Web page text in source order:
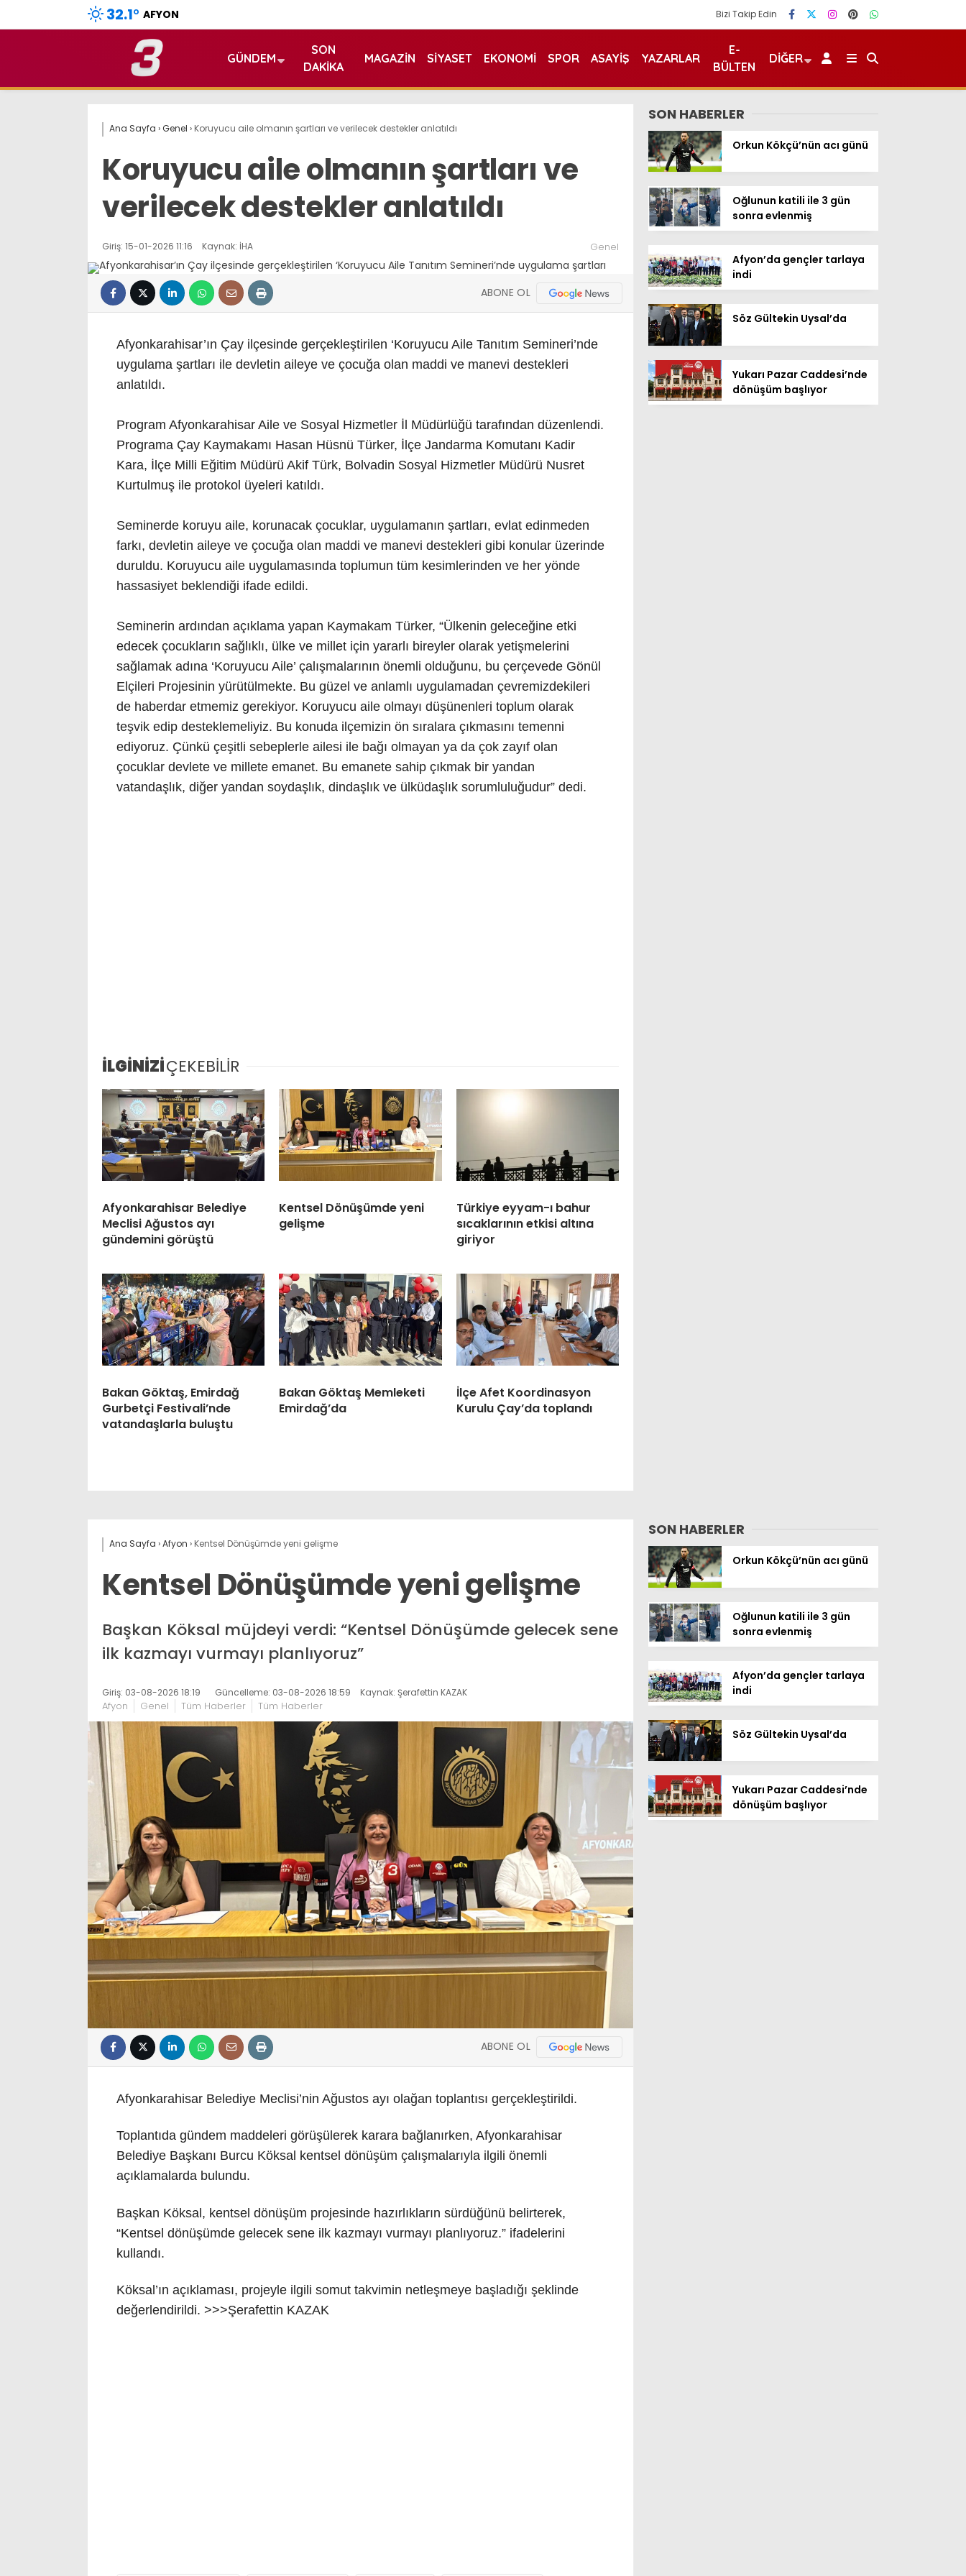
32.1° AFYON Bizi Takip Edin
GÜNDEM
SON
DAKIKA
MAGAZIN SIYASET EKONOMI SPOR ASAYIŞ YAZARLAR
E-
BÜLTEN
DIĞER
Ana Sayfa ›Genel › Koruyucu aile olmanın şartları ve verilecek destekler anlatıldı
Koruyucu aile olmanın şartları ve
verilecek destekler anlatıldı
Giriş: 15-01-2026 11:16 Kaynak: İHA Genel
ABONE OL
Afyonkarahisar’ın Çay ilçesinde gerçekleştirilen ‘Koruyucu Aile Tanıtım Semineri’nde
uygulama şartları ile devletin aileye ve çocuğa olan maddi ve manevi destekleri
anlatıldı.
Program Afyonkarahisar Aile ve Sosyal Hizmetler İl Müdürlüğü tarafından düzenlendi.
Programa Çay Kaymakamı Hasan Hüsnü Türker, İlçe Jandarma Komutanı Kadir
Kara, İlçe Milli Eğitim Müdürü Akif Türk, Bolvadin Sosyal Hizmetler Müdürü Nusret
Kurtulmuş ile protokol üyeleri katıldı.
Seminerde koruyu aile, korunacak çocuklar, uygulamanın şartları, evlat edinmeden
farkı, devletin aileye ve çocuğa olan maddi ve manevi destekleri gibi konular üzerinde
duruldu. Koruyucu aile uygulamasında toplumun tüm kesimlerinden ve her yönde
hassasiyet beklendiği ifade edildi.
Seminerin ardından açıklama yapan Kaymakam Türker, “Ülkenin geleceğine etki
edecek çocukların sağlıklı, ülke ve millet için yararlı bireyler olarak yetişmelerini
sağlamak adına ‘Koruyucu Aile’ çalışmalarının önemli olduğunu, bu çerçevede Gönül
Elçileri Projesinin yürütülmekte. Bu güzel ve anlamlı uygulamadan çevremizdekileri
de haberdar etmemiz gerekiyor. Koruyucu aile olmayı düşünenleri toplum olarak
teşvik edip desteklemeliyiz. Bu konuda ilçemizin ön sıralara çıkmasını temenni
ediyoruz. Çünkü çeşitli sebeplerle ailesi ile bağı olmayan ya da çok zayıf olan
çocuklar devlete ve millete emanet. Bu emanete sahip çıkmak bir yandan
vatandaşlık, diğer yandan soydaşlık, dindaşlık ve ülküdaşlık sorumluluğudur” dedi.
İLGİNİZİÇEKEBİLİR
Afyonkarahisar Belediye
Meclisi Ağustos ayı
gündemini görüştü
Kentsel Dönüşümde yeni
gelişme
Türkiye eyyam-ı bahur
sıcaklarının etkisi altına
giriyor
Bakan Göktaş, Emirdağ
Gurbetçi Festivali’nde
vatandaşlarla buluştu
Bakan Göktaş Memleketi
Emirdağ’da
İlçe Afet Koordinasyon
Kurulu Çay’da toplandı
SON HABERLER
Orkun Kökçü’nün acı günü
Oğlunun katili ile 3 gün
sonra evlenmiş
Afyon’da gençler tarlaya
indi
Söz Gültekin Uysal’da
Yukarı Pazar Caddesi’nde
dönüşüm başlıyor
Ana Sayfa ›Afyon › Kentsel Dönüşümde yeni gelişme
Kentsel Dönüşümde yeni gelişme
Başkan Köksal müjdeyi verdi: “Kentsel Dönüşümde gelecek sene
ilk kazmayı vurmayı planlıyoruz”
Giriş: 03-08-2026 18:19 Güncelleme: 03-08-2026 18:59 Kaynak: Şerafettin KAZAK
Afyon Genel Tüm Haberler Tüm Haberler
ABONE OL
Afyonkarahisar Belediye Meclisi’nin Ağustos ayı olağan toplantısı gerçekleştirildi.
Toplantıda gündem maddeleri görüşülerek karara bağlanırken, Afyonkarahisar
Belediye Başkanı Burcu Köksal kentsel dönüşüm çalışmalarıyla ilgili önemli
açıklamalarda bulundu.
Başkan Köksal, kentsel dönüşüm projesinde hazırlıkların sürdüğünü belirterek,
“Kentsel dönüşümde gelecek sene ilk kazmayı vurmayı planlıyoruz.” ifadelerini
kullandı.
Köksal’ın açıklaması, projeyle ilgili somut takvimin netleşmeye başladığı şeklinde
değerlendirildi. >>>Şerafettin KAZAK
SON HABERLER
Orkun Kökçü’nün acı günü
Oğlunun katili ile 3 gün
sonra evlenmiş
Afyon’da gençler tarlaya
indi
Söz Gültekin Uysal’da
Yukarı Pazar Caddesi’nde
dönüşüm başlıyor